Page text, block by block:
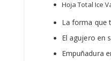
Hoja Total Ice
La forma que
El agujero en
Empuñadura